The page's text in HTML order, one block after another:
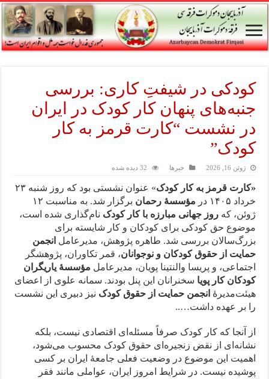
کودکی در شیفتِ کاری: بررسی
جنبه‌های پنهان کار کودک در ایران
در نشست “کارت قرمز به کار
کودک”
ژوئن 16, 2026 خبرها 32 دیده شده
«کارت قرمز به کار کودک
» عنوان نشستی بود که روز شنبه ۲۳
خرداد ۱۴۰۵ در
مؤسسهٔ رحمان
برگزار شد. به مناسبت ۱۲
ژوئن، کهروز جهانی مبارزه با کار کودک نام‌گذاری شده است،
موضوع حق کودکی برای کودکان و کار شایسته برای
بزرگ‌سالان بررسی شد. طاهره پژوهش، مدیرعامل انجمن
حمایت از حقوق کودکان و نوجوانان، قمر تکاوران، پژوهشگر
اجتماعی، و پریسا والنتینا پویان، مدیرعامل مؤسسهٔ یاریگران
کودکان کار پویا سخنرانان این پنل بودند. سمانه علوی از اعضای
هیئت‌مدیرهٔ انجمن حمایت از حقوق کودک نیز دبیری این نشست
را بر عهده داشت…..
از آنجا که کار کودک صرفاً مسئله‌ای اقتصادی نیست، بلکه
نشانه‌ای از نقض زنجیره‌ای حقوق کودک محسوب می‌شود،
اهمیت این موضوع در وضعیت فعلی جامعهٔ ایران بر کسی
پوشیده نیست. در شرایط امروز ایران، عواملی مانند فقر